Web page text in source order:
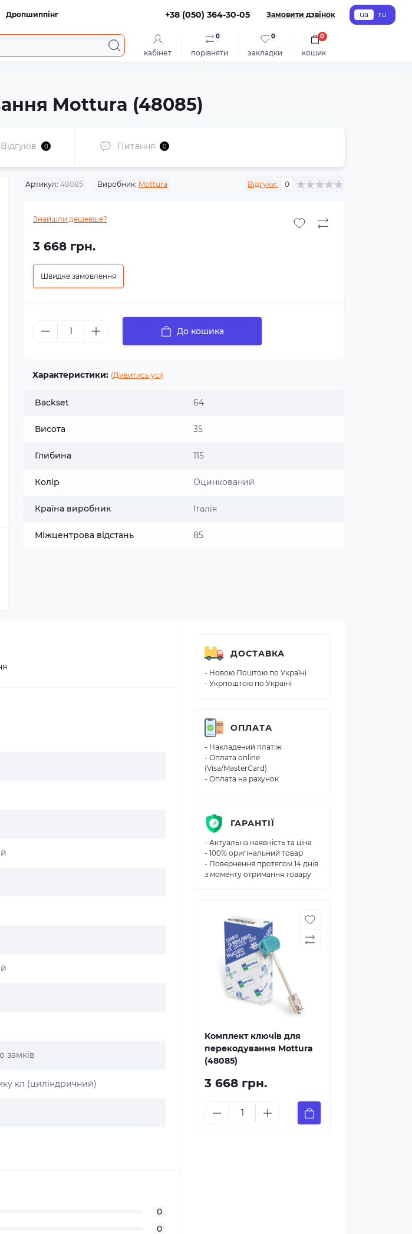
Дропшиппінг +38 (050) 364-30-05 Замовити дзвінок ua ru
кабінет порівняти
0
закладки
0
кошик
0
Mottura (48085)
Відгуків 0 Питання 0
Артикул: 48085 Виробник: Mottura Відгуки: 0
Знайшли дешевше?
3 668 грн.
Швидке замовлення
До кошика
Характеристики: (Дивитись усі)
Backset 64
Висота 35
Глибина 115
Колір Оцинкований
Країна виробник Італія
Міжцентрова відстань 85
замків
кл (циліндричний)
0
0
ДОСТАВКА
- Новою Поштою по Україні
- Укрпоштою по Україні
ОПЛАТА
- Накладений платіж
- Оплата online
(Visa/MasterCard)
- Оплата на рахунок
ГАРАНТІЇ
- Актуальна наявність та ціна
- 100% оригінальний товар
- Повернення протягом 14 днів
з моменту отримання товару
Комплект ключів для
перекодування Mottura
(48085)
3 668 грн.